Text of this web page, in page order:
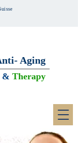
Aging
& Therapy